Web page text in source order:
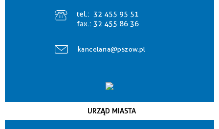
tel.: 32 455 95 51
fax.: 32 455 86 36
kancelaria@pszow.pl
URZĄD MIASTA